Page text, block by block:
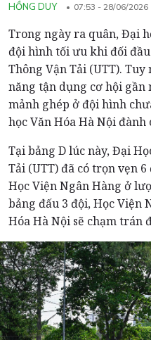
HỒNG DUY 07:53 - 28/06/2026
Trong ngày ra quân, Đại
đội hình tối ưu khi đối
Thông Vận Tải (UTT).
năng tận dụng cơ hội gần
mảnh ghép ở đội hình
học Văn Hóa Hà Nội
Tại bảng D lúc này, Đại
Tải (UTT) đã có trọn vẹn
Học Viện Ngân Hàng ở
bảng đấu 3 đội, Học Viện
Hóa Hà Nội sẽ chạm trán